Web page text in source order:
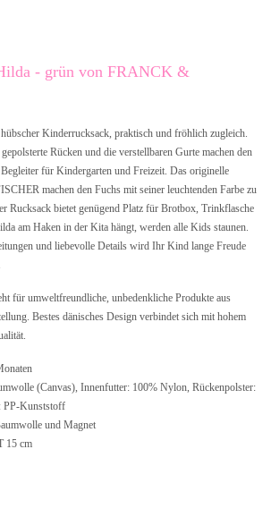
- grün von FRANCK &
Kinderrucksack, praktisch und fröhlich zugleich.
Rücken und die verstellbaren Gurte machen den
für Kindergarten und Freizeit. Das originelle
machen den Fuchs mit seiner leuchtenden Farbe zu
Rucksack bietet genügend Platz für Brotbox, Trinkflasche
am Haken in der Kita hängt, werden alle Kids staunen.
und liebevolle Details wird Ihr Kind lange Freude
für umweltfreundliche, unbedenkliche Produkte aus
Bestes dänisches Design verbindet sich mit hohem
(Canvas), Innenfutter: 100% Nylon, Rückenpolster:
PP-Kunststoff
und Magnet
15 cm